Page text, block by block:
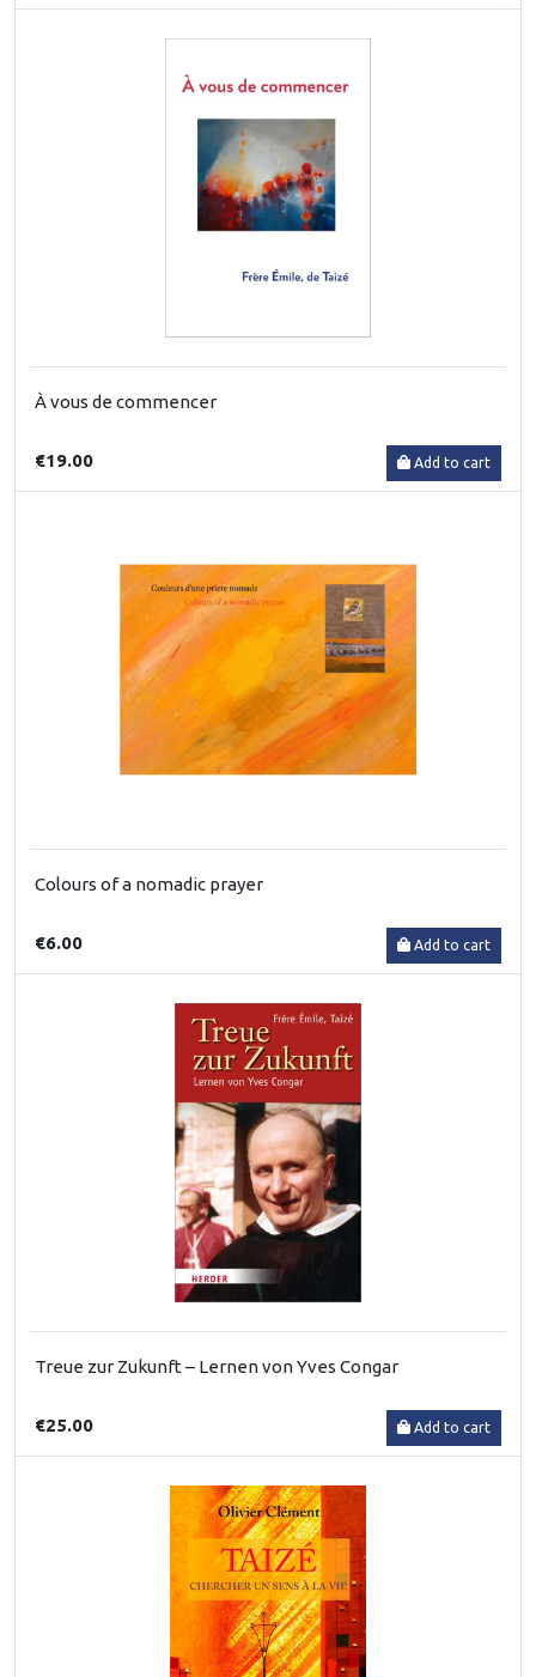
À vous de commencer
€19.00 Add to cart
Colours of a nomadic prayer
€6.00 Add to cart
Treue zur Zukunft – Lernen von Yves Congar
€25.00 Add to cart